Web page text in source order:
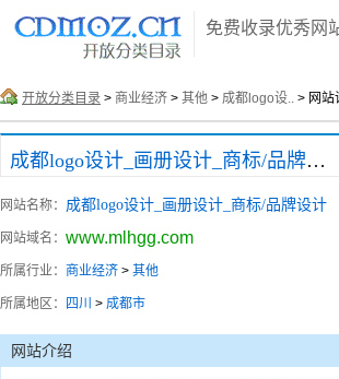
免费收录优秀网
开放分类目录 > 商业经济 > 其他 > 成都logo设.. > 网站
成都logo设计_画册设计_商标/品牌设计
网站名称： 成都logo设计_画册设计_商标/品牌设计
网站域名： www.mlhgg.com
所属行业： 商业经济 > 其他
所属地区： 四川 > 成都市
网站介绍